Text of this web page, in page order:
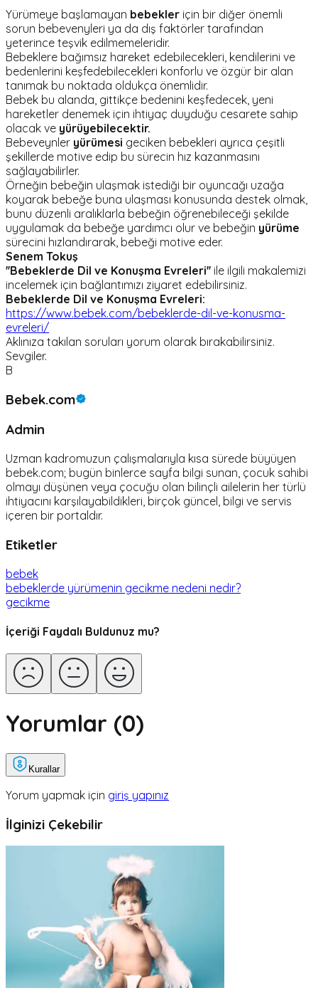
Yürümeye başlamayan bebekler için bir diğer önemli
sorun bebevenyleri ya da dış faktörler tarafından
yeterince teşvik edilmemeleridir.
Bebeklere bağımsız hareket edebilecekleri, kendilerini ve
bedenlerini keşfedebilecekleri konforlu ve özgür bir alan
tanımak bu noktada oldukça önemlidir.
Bebek bu alanda, gittikçe bedenini keşfedecek, yeni
hareketler denemek için ihtiyaç duyduğu cesarete sahip
olacak ve yürüyebilecektir.
Bebeveynler yürümesi geciken bebekleri ayrıca çeşitli
şekillerde motive edip bu sürecin hız kazanmasını
sağlayabilirler.
Örneğin bebeğin ulaşmak istediği bir oyuncağı uzağa
koyarak bebeğe buna ulaşması konusunda destek olmak,
bunu düzenli aralıklarla bebeğin öğrenebileceği şekilde
uygulamak da bebeğe yardımcı olur ve bebeğin yürüme
sürecini hızlandırarak, bebeği motive eder.
Senem Tokuş
''Bebeklerde Dil ve Konuşma Evreleri'' ile ilgili makalemizi
incelemek için bağlantımızı ziyaret edebilirsiniz.
Bebeklerde Dil ve Konuşma Evreleri:
https://www.bebek.com/bebeklerde-dil-ve-konusma-
evreleri/
Aklınıza takılan soruları yorum olarak bırakabilirsiniz.
Sevgiler.
B
Bebek.com
Admin
Uzman kadromuzun çalışmalarıyla kısa sürede büyüyen
bebek.com; bugün binlerce sayfa bilgi sunan, çocuk sahibi
olmayı düşünen veya çocuğu olan bilinçli ailelerin her türlü
ihtiyacını karşılayabildikleri, birçok güncel, bilgi ve servis
içeren bir portaldır.
Etiketler
bebek
bebeklerde yürümenin gecikme nedeni nedir?
gecikme
İçeriği Faydalı Buldunuz mu?
Yorumlar (0)
Kurallar
Yorum yapmak için giriş yapınız
İlginizi Çekebilir